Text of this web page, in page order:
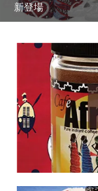
新登場
ナッツ～大粒 コ